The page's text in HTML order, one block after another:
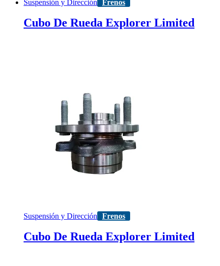
Suspensión y Dirección Frenos
Cubo De Rueda Explorer Limited
Suspensión y Dirección Frenos
Cubo De Rueda Explorer Limited